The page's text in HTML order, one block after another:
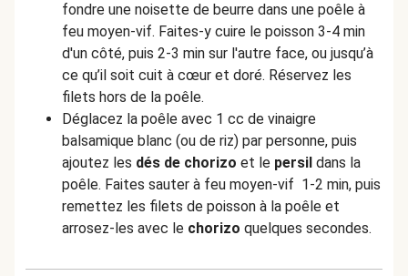
fondre une noisette de beurre dans une poêle à
feu moyen-vif. Faites-y cuire le poisson 3-4 min
d'un côté, puis 2-3 min sur l'autre face, ou jusqu’à
ce qu’il soit cuit à cœur et doré. Réservez les
filets hors de la poêle.
Déglacez la poêle avec 1 cc de vinaigre
balsamique blanc (ou de riz) par personne, puis
ajoutez les dés de chorizo et le persil dans la
poêle. Faites sauter à feu moyen-vif 1-2 min, puis
remettez les filets de poisson à la poêle et
arrosez-les avec le chorizo quelques secondes.